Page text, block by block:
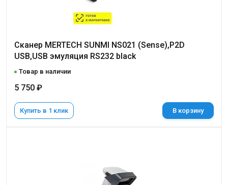
Сканер MERTECH SUNMI NS021 (Sense),P2D
USB,USB эмуляция RS232 black
Товар в наличии
5 750 ₽
Купить в 1 клик В корзину